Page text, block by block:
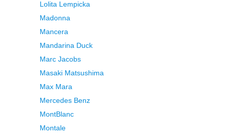
Lolita Lempicka
Madonna
Mancera
Mandarina Duck
Marc Jacobs
Masaki Matsushima
Max Mara
Mercedes Benz
MontBlanc
Montale